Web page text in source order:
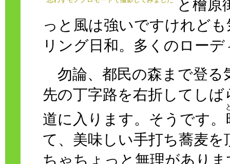
と檜原
っと風は強いですけれど
リング日和。多くのロー
勿論、都民の森まで登る
先の丁字路を右折してし
道に入ります。そうです。
て、美味しい手打ち蕎麦
ちゃちょっと無理があり